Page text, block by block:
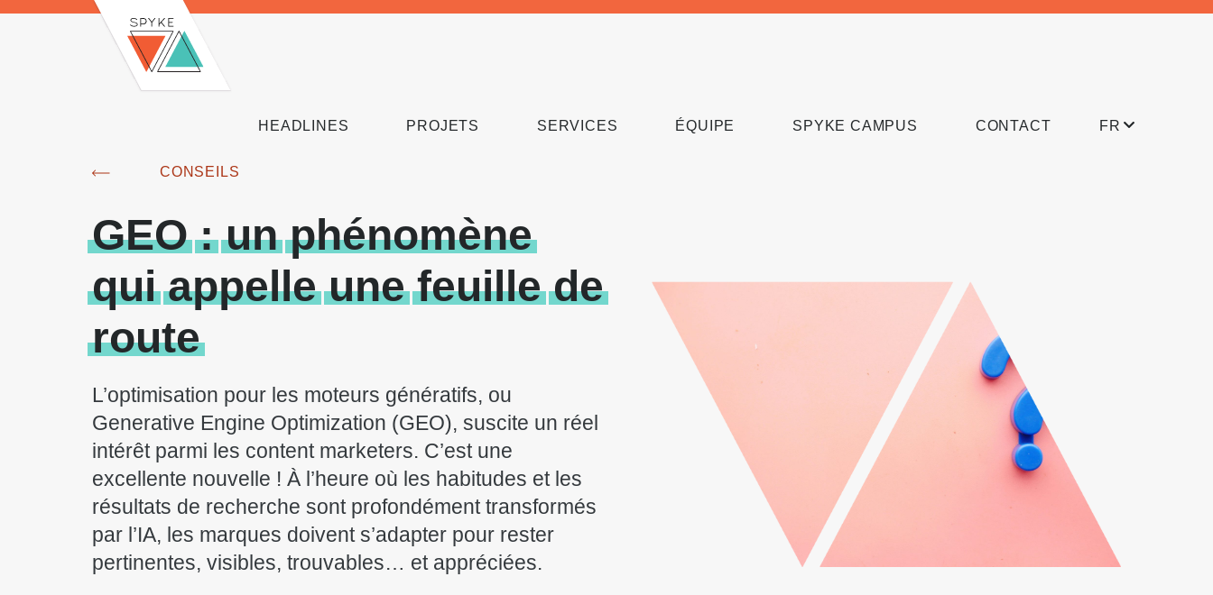
HEADLINES PROJETS SERVICES ÉQUIPE SPYKE CAMPUS CONTACT FR
CONSEILS
GEO : un phénomène
qui appelle une feuille de
route
L’optimisation pour les moteurs génératifs, ou
Generative Engine Optimization (GEO), suscite un réel
intérêt parmi les content marketers. C’est une
excellente nouvelle ! À l’heure où les habitudes et les
résultats de recherche sont profondément transformés
par l’IA, les marques doivent s’adapter pour rester
pertinentes, visibles, trouvables… et appréciées.